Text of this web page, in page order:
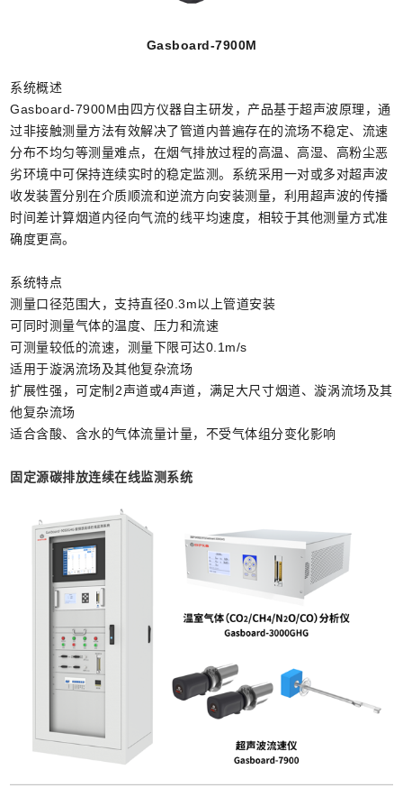
Gasboard-7900M
系统概述
Gasboard-7900M由四方仪器自主研发，产品基于超声波原理，通
过非接触测量方法有效解决了管道内普遍存在的流场不稳定、流速
分布不均匀等测量难点，在烟气排放过程的高温、高湿、高粉尘恶
劣环境中可保持连续实时的稳定监测。系统采用一对或多对超声波
收发装置分别在介质顺流和逆流方向安装测量，利用超声波的传播
时间差计算烟道内径向气流的线平均速度，相较于其他测量方式准
确度更高。
系统特点
测量口径范围大，支持直径0.3m以上管道安装
可同时测量气体的温度、压力和流速
可测量较低的流速，测量下限可达0.1m/s
适用于漩涡流场及其他复杂流场
扩展性强，可定制2声道或4声道，满足大尺寸烟道、漩涡流场及其
他复杂流场
适合含酸、含水的气体流量计量，不受气体组分变化影响
固定源碳排放连续在线监测系统